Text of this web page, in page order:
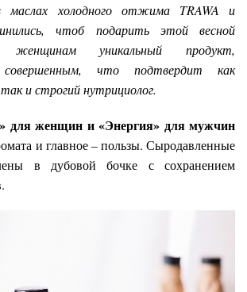
маслах холодного отжима TRAWA и
чтоб подарить этой весной
уникальный продукт,
совершенным, что подтвердит как
и строгий нутрициолог.
для женщин и «Энергия» для мужчин
и главное – пользы. Сыродавленные
в дубовой бочке с сохранением